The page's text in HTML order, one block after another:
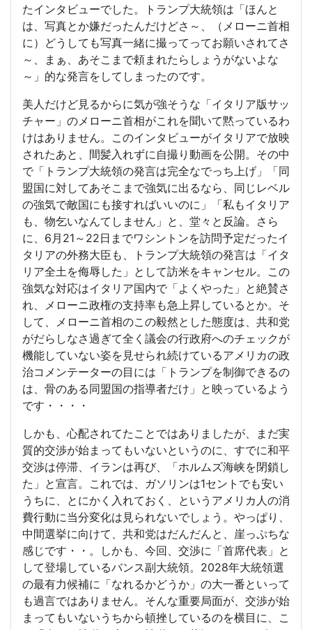
たインタビューでした。トランプ大統領は「ほんと
は、写真とか嫌だったんだけどさ～、（メローニ首相
に）どうしても写真一緒に撮ってってお願いされてさ
～、まぁ、あそこまで頼まれたらしょうがないよな
～」的な発言をしてしまったのです。
美人だけど見るからに気が強そうな「イタリア版サッ
チャー」のメローニ首相がこれを聞いて黙っているわ
けはありません。このインタビューがイタリアで放映
されたあと、間髪入れずに自撮り動画を公開。その中
で「トランプ大統領の発言は完全なでっち上げ」「同
盟国に対してあそこまで強気に出るなら、同じレベル
の強気で敵国にも接すればいいのに」「私もイタリア
も、物乞いなんてしません」と、堂々と反論。さら
に、6月21～22日までワシントンを訪問予定だったイ
タリアの外務大臣も、トランプ大統領の発言は「イタ
リア全土を侮辱した」として訪米をキャンセル。この
強気な対応はイタリア国内で「よくやった」と絶賛さ
れ、メローニ政権の支持率も急上昇しているとか。そ
して、メローニ首相のこの毅然とした態度は、共和党
がだらしなさ過ぎて全く議会の行政府へのチェックが
機能していない姿を見せられ続けているアメリカの政
治コメンテーターの目には「トランプを制御できるの
は、骨のある同盟国の指導者だけ」と映っているよう
です・・・・
しかも、心配されてたことではありましたが、まだ実
質的交渉が始まってもいないというのに、すでに和平
交渉は停滞、イランは再び、「ホルムズ海峡を閉鎖し
た」と宣言。これでは、ガソリンは1セントでも安い
うちに、とにかく入れておく、というアメリカ人の消
費行動に当分変化は見られないでしょう。やっぱり、
中間選挙に向けて、共和党はだんだんと、崖っぷちな
感じです・・。しかも、今回、交渉に「首席代表」と
して登場しているバンス副大統領。2028年大統領選
の最有力候補に「なれるかどうか」の大一番といって
も過言ではありません。そんな重要局面が、交渉が始
まってもいないうちから頓挫しているのを横目に、こ